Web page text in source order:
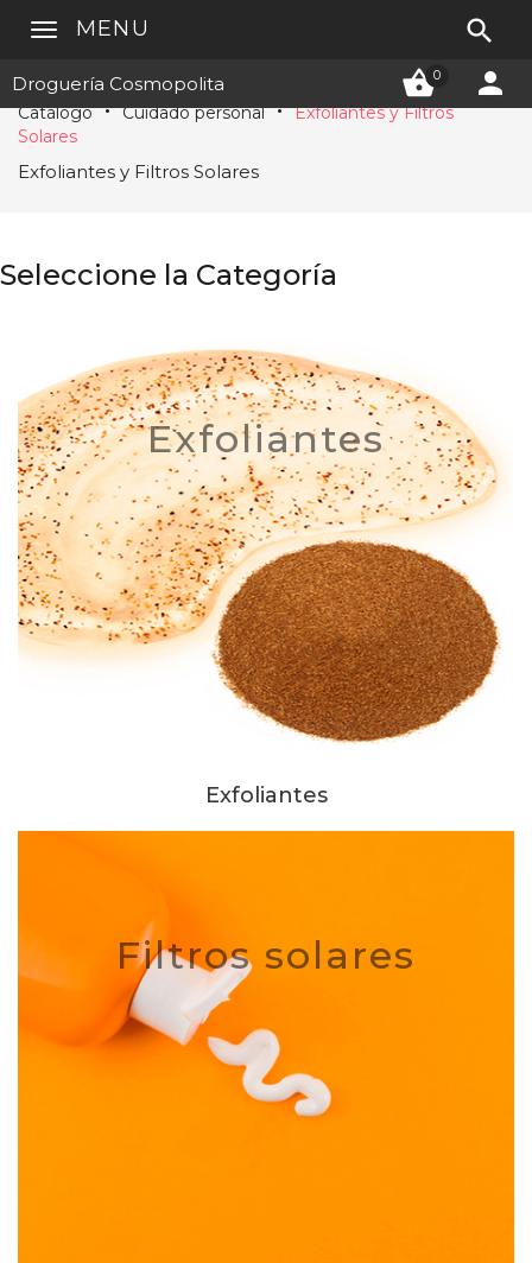
Droguería Cosmopolita 0 
MENU 
Catálogo Cuidado personal
Exfoliantes y Filtros
Solares
Exfoliantes y Filtros Solares
Seleccione la Categoría
Exfoliantes
Exfoliantes
Filtros solares